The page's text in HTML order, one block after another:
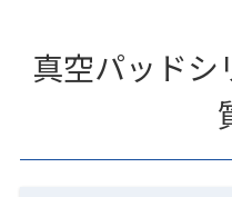
真空パッドシ